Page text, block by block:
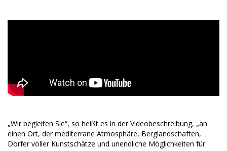
„Wir begleiten Sie“, so heißt es in der Videobeschreibung, „an
einen Ort, der mediterrane Atmosphäre, Berglandschaften,
Dörfer voller Kunstschätze und unendliche Möglichkeiten für